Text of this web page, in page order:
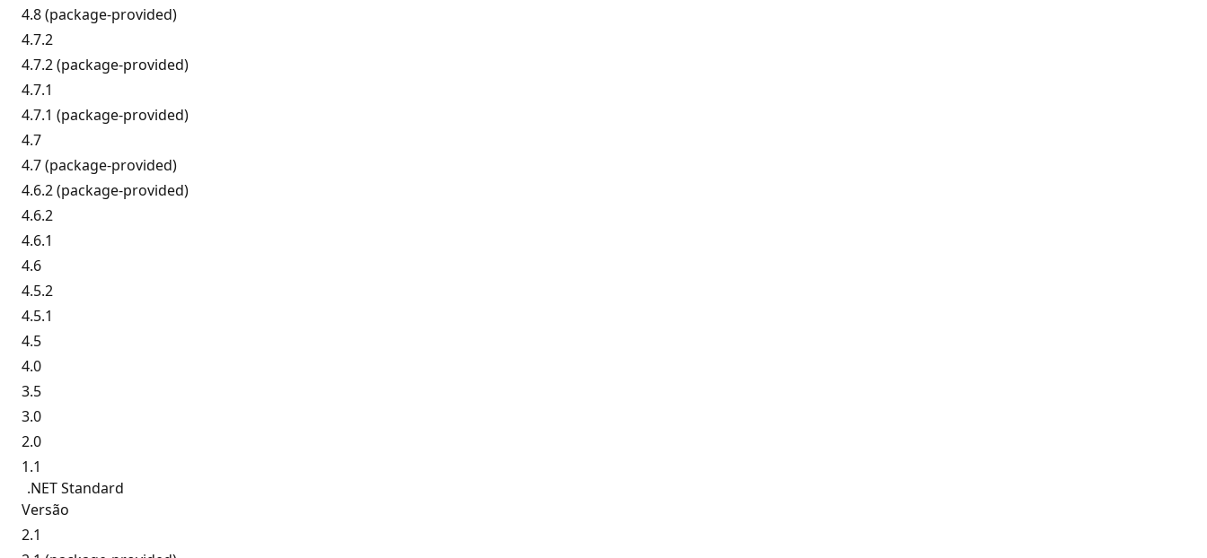
4.8 (package-provided)
4.7.2
4.7.2 (package-provided)
4.7.1
4.7.1 (package-provided)
4.7
4.7 (package-provided)
4.6.2 (package-provided)
4.6.2
4.6.1
4.6
4.5.2
4.5.1
4.5
4.0
3.5
3.0
2.0
1.1
.NET Standard
Versão
2.1